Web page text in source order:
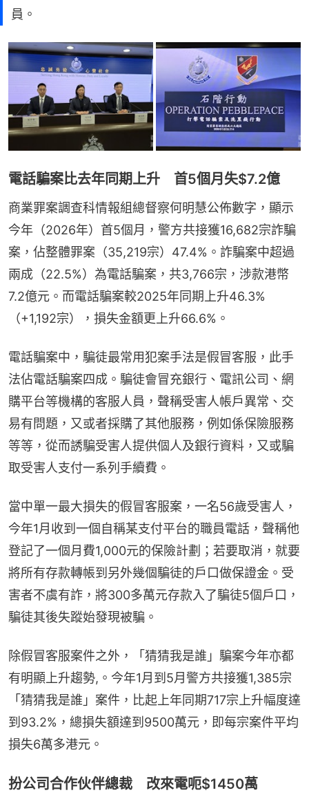
員。
電話騙案比去年同期上升 首5個月失$7.2億
商業罪案調查科情報組總督察何明慧公佈數字，顯示
今年（2026年）首5個月，警方共接獲16,682宗詐騙
案，佔整體罪案（35,219宗）47.4%。詐騙案中超過
兩成（22.5%）為電話騙案，共3,766宗，涉款港幣
7.2億元。而電話騙案較2025年同期上升46.3%
（+1,192宗），損失金額更上升66.6%。
電話騙案中，騙徒最常用犯案手法是假冒客服，此手
法佔電話騙案四成。騙徒會冒充銀行、電訊公司、網
購平台等機構的客服人員，聲稱受害人帳戶異常、交
易有問題，又或者採購了其他服務，例如係保險服務
等等，從而誘騙受害人提供個人及銀行資料，又或騙
取受害人支付一系列手續費。
當中單一最大損失的假冒客服案，一名56歲受害人，
今年1月收到一個自稱某支付平台的職員電話，聲稱他
登記了一個月費1,000元的保險計劃；若要取消，就要
將所有存款轉帳到另外幾個騙徒的戶口做保證金。受
害者不虞有詐，將300多萬元存款入了騙徒5個戶口，
騙徒其後失蹤始發現被騙。
除假冒客服案件之外，「猜猜我是誰」騙案今年亦都
有明顯上升趨勢,。今年1月到5月警方共接獲1,385宗
「猜猜我是誰」案件，比起上年同期717宗上升幅度達
到93.2%，總損失額達到9500萬元，即每宗案件平均
損失6萬多港元。
扮公司合作伙伴總裁 改來電呃$1450萬